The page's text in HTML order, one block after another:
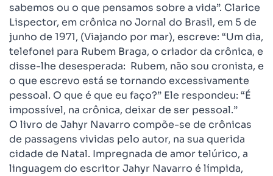
sabemos ou o que pensamos sobre a vida”. Clarice
Lispector, em crônica no Jornal do Brasil, em 5 de
junho de 1971, (Viajando por mar), escreve: “Um dia,
telefonei para Rubem Braga, o criador da crônica, e
disse-lhe desesperada: Rubem, não sou cronista, e
o que escrevo está se tornando excessivamente
pessoal. O que é que eu faço?” Ele respondeu: “É
impossível, na crônica, deixar de ser pessoal.”
O livro de Jahyr Navarro compõe-se de crônicas
de passagens vividas pelo autor, na sua querida
cidade de Natal. Impregnada de amor telúrico, a
linguagem do escritor Jahyr Navarro é límpida,